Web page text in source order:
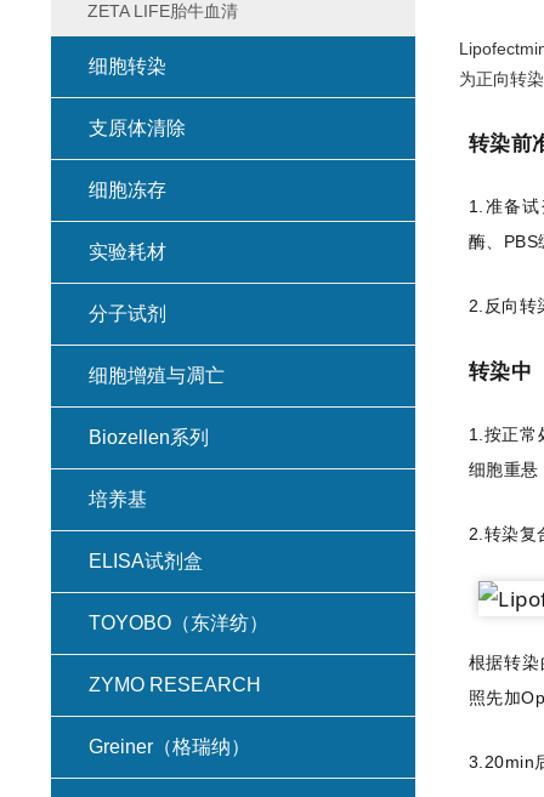
为正向转
转染前
1.准备
酶、PBS
2.反向转
转染中
1.按正常
细胞重
2.转染复
根据转
照先加
3.20min
ZETA LIFE胎牛血清
细胞转染
支原体清除
细胞冻存
实验耗材
分子试剂
细胞增殖与凋亡
Biozellen系列
培养基
ELISA试剂盒
TOYOBO（东洋纺）
ZYMO RESEARCH
Greiner（格瑞纳）